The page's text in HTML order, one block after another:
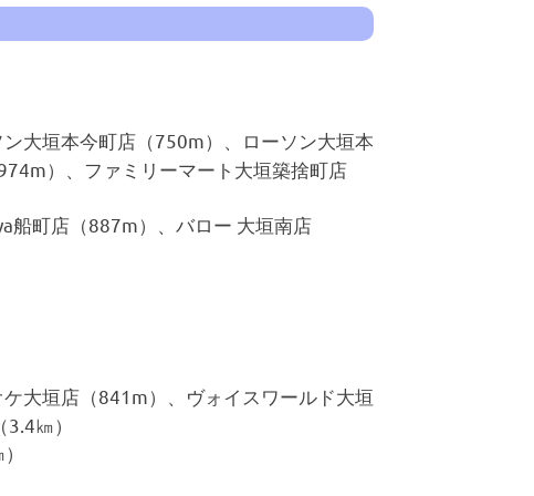
大垣本今町店（750m）、ローソン大垣本
）、ファミリーマート大垣築捨町店
船町店（887m）、バロー 大垣南店
大垣店（841m）、ヴォイスワールド大垣
㎞）